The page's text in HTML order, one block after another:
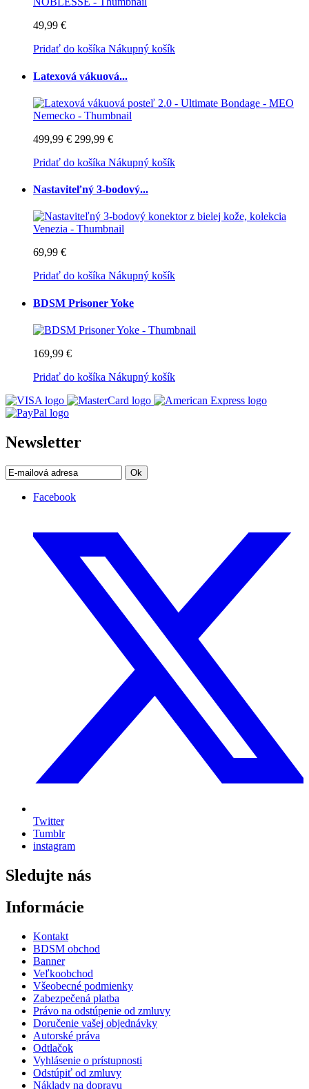
49,99 €
Pridať do košíka Nákupný košík
Latexová vákuová...
499,99 € 299,99 €
Pridať do košíka Nákupný košík
Nastaviteľný 3-bodový...
69,99 €
Pridať do košíka Nákupný košík
BDSM Prisoner Yoke
169,99 €
Pridať do košíka Nákupný košík
Newsletter
Ok
Facebook
Twitter
Tumblr
instagram
Sledujte nás
Informácie
Kontakt
BDSM obchod
Banner
Veľkoobchod
Všeobecné podmienky
Zabezpečená platba
Právo na odstúpenie od zmluvy
Doručenie vašej objednávky
Autorské práva
Odtlačok
Vyhlásenie o prístupnosti
Odstúpiť od zmluvy
Náklady na dopravu